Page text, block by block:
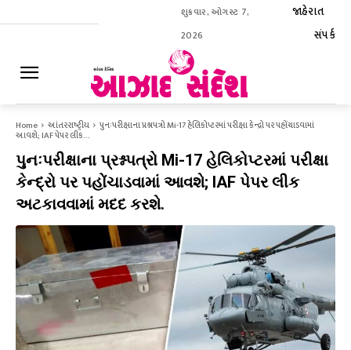
શુક્રવાર, ઓગસ્ટ 7,
2026
જાહેરાત
સંપર્ક
Home આંતરરાષ્ટ્રીય પુનઃપરીક્ષાના પ્રશ્નપત્રો Mi-17 હેલિકોપ્ટરમાં પરીક્ષા કેન્દ્રો પર પહોંચાડવામાં
આવશે; IAF પેપર લીક...
પુનઃપરીક્ષાના પ્રશ્નપત્રો Mi-17 હેલિકોપ્ટરમાં પરીક્ષા
કેન્દ્રો પર પહોંચાડવામાં આવશે; IAF પેપર લીક
અટકાવવામાં મદદ કરશે.